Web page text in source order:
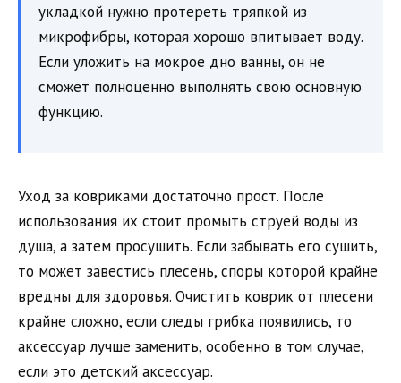
укладкой нужно протереть тряпкой из
микрофибры, которая хорошо впитывает воду.
Если уложить на мокрое дно ванны, он не
сможет полноценно выполнять свою основную
функцию.
Уход за ковриками достаточно прост. После
использования их стоит промыть струей воды из
душа, а затем просушить. Если забывать его сушить,
то может завестись плесень, споры которой крайне
вредны для здоровья. Очистить коврик от плесени
крайне сложно, если следы грибка появились, то
аксессуар лучше заменить, особенно в том случае,
если это детский аксессуар.